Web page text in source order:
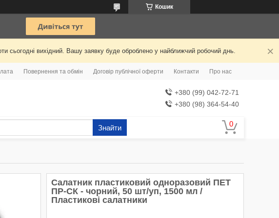
Кошик
сьогодні вихідний. Вашу заявку буде оброблено у найближчий робочий днь.
Повернення та обмін Договір публічної оферти Контакти Про нас
+380 (99) 042-72-71
+380 (98) 364-54-40
Знайти
Салатник пластиковий одноразовий ПЕТ
ПР-СК - чорний, 50 шт/уп, 1500 мл /
Пластикові салатники